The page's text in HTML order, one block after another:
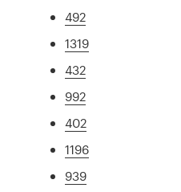
492
1319
432
992
402
1196
939